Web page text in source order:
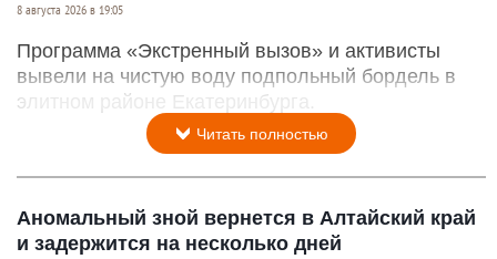
8 августа 2026 в 19:05
Программа «Экстренный вызов» и активисты
вывели на чистую воду подпольный бордель в
элитном районе Екатеринбурга.
Читать полностью
Аномальный зной вернется в Алтайский край
и задержится на несколько дней